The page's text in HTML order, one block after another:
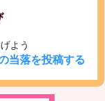
よう
当落を投稿する